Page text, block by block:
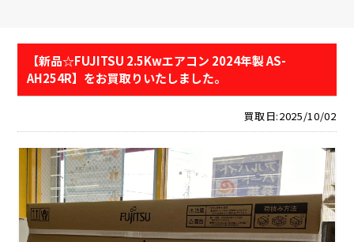
【新品☆FUJITSU 2.5Kwエアコン 2024年製 AS-
AH254R】をお買取りいたしました。
買取日:2025/10/02